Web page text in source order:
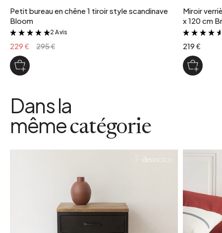
Petit bureau en chêne 1 tiroir style scandinave
Bloom
&
2 Avis
229 € 295 €
Miroir
x 120 cm
219 €
Dans la
mêmecatégorie